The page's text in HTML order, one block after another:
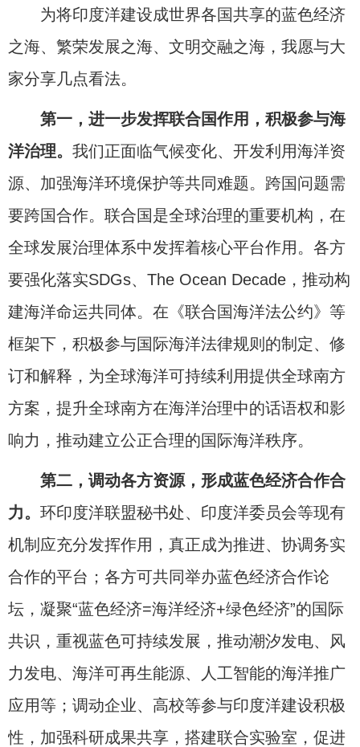
为将印度洋建设成世界各国共享的蓝色经济
之海、繁荣发展之海、文明交融之海，我愿与大
家分享几点看法。
第一，进一步发挥联合国作用，积极参与海
洋治理。 我们正面临气候变化、开发利用海洋资
源、加强海洋环境保护等共同难题。跨国问题需
要跨国合作。联合国是全球治理的重要机构，在
全球发展治理体系中发挥着核心平台作用。各方
要强化落实SDGs、The Ocean Decade，推动构
建海洋命运共同体。在《联合国海洋法公约》等
框架下，积极参与国际海洋法律规则的制定、修
订和解释，为全球海洋可持续利用提供全球南方
方案，提升全球南方在海洋治理中的话语权和影
响力，推动建立公正合理的国际海洋秩序。
第二，调动各方资源，形成蓝色经济合作合
力。 环印度洋联盟秘书处、印度洋委员会等现有
机制应充分发挥作用，真正成为推进、协调务实
合作的平台；各方可共同举办蓝色经济合作论
坛，凝聚“蓝色经济=海洋经济+绿色经济”的国际
共识，重视蓝色可持续发展，推动潮汐发电、风
力发电、海洋可再生能源、人工智能的海洋推广
应用等；调动企业、高校等参与印度洋建设积极
性，加强科研成果共享，搭建联合实验室，促进